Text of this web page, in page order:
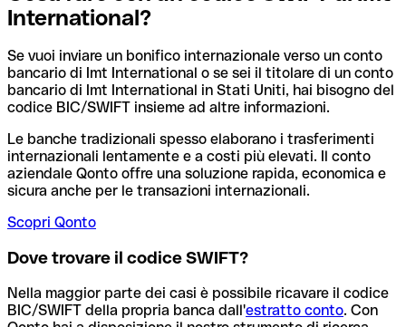
International?
Se vuoi inviare un bonifico internazionale verso un conto
bancario di Imt International o se sei il titolare di un conto
bancario di Imt International in Stati Uniti, hai bisogno del
codice BIC/SWIFT insieme ad altre informazioni.
Le banche tradizionali spesso elaborano i trasferimenti
internazionali lentamente e a costi più elevati. Il conto
aziendale Qonto offre una soluzione rapida, economica e
sicura anche per le transazioni internazionali.
Scopri Qonto
Dove trovare il codice SWIFT?
Nella maggior parte dei casi è possibile ricavare il codice
BIC/SWIFT della propria banca dall'estratto conto. Con